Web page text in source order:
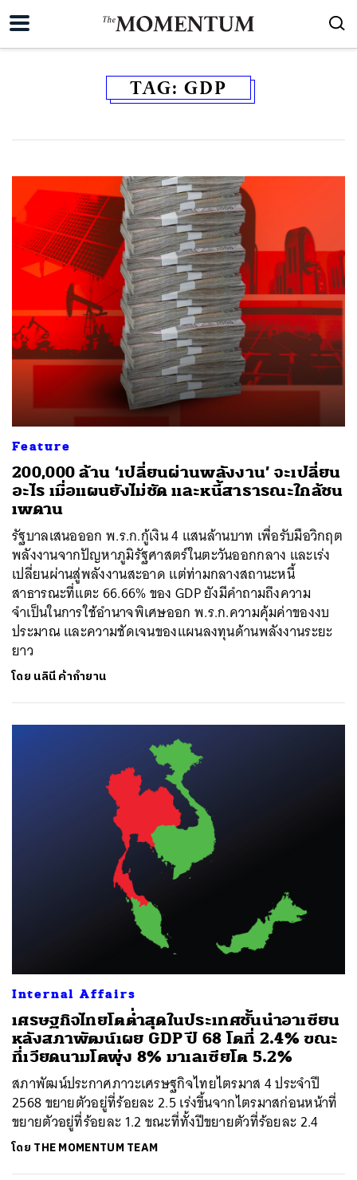
TAG: GDP
Feature
200,000 ล้าน ‘เปลี่ยนผ่านพลังงาน’ จะเปลี่ยน
อะไร เมื่อแผนยังไม่ชัด และหนี้สาธารณะใกล้ชน
เพดาน
รัฐบาลเสนอออก พ.ร.ก.กู้เงิน 4 แสนล้านบาท เพื่อรับมือวิกฤต
พลังงานจากปัญหาภูมิรัฐศาสตร์ในตะวันออกกลาง และเร่ง
เปลี่ยนผ่านสู่พลังงานสะอาด แต่ท่ามกลางสถานะหนี้
สาธารณะที่แตะ 66.66% ของ GDP ยังมีคำถามถึงความ
จำเป็นในการใช้อำนาจพิเศษออก พ.ร.ก.ความคุ้มค่าของงบ
ประมาณ และความชัดเจนของแผนลงทุนด้านพลังงานระยะ
ยาว
โดย นลินี ค้ากำยาน
Internal Affairs
เศรษฐกิจไทยโตต่ำสุดในประเทศชั้นนำอาเซียน
หลังสภาพัฒน์เผย GDP ปี 68 โตที่ 2.4% ขณะ
ที่เวียดนามโตพุ่ง 8% มาเลเซียโต 5.2%
สภาพัฒน์ประกาศภาวะเศรษฐกิจไทยไตรมาส 4 ประจำปี
2568 ขยายตัวอยู่ที่ร้อยละ 2.5 เร่งขึ้นจากไตรมาสก่อนหน้าที่
ขยายตัวอยู่ที่ร้อยละ 1.2 ขณะที่ทั้งปีขยายตัวที่ร้อยละ 2.4
โดย THE MOMENTUM TEAM